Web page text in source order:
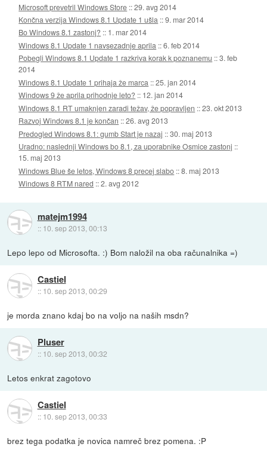
Microsoft prevetril Windows Store ::29. avg 2014
Končna verzija Windows 8.1 Update 1 ušla ::9. mar 2014
Bo Windows 8.1 zastonj? :: 1. mar 2014
Windows 8.1 Update 1 navsezadnje aprila ::6. feb 2014
Pobegli Windows 8.1 Update 1 razkriva korak k poznanemu ::3. feb
2014
Windows 8.1 Update 1 prihaja že marca ::25. jan 2014
Windows 9 že aprila prihodnje leto? :: 12. jan 2014
Windows 8.1 RT umaknjen zaradi težav, že popravljen ::23. okt 2013
Razvoj Windows 8.1 je končan ::26. avg 2013
Predogled Windows 8.1: gumb Start je nazaj ::30. maj 2013
Uradno: naslednji Windows bo 8.1, za uporabnike Osmice zastonj ::
15. maj 2013
Windows Blue še letos, Windows 8 precej slabo ::8. maj 2013
Windows 8 RTM nared ::2. avg 2012
matejm1994
:: 10. sep 2013, 00:13
Lepo lepo od Microsofta. :) Bom naložil na oba računalnika =)
Castiel
:: 10. sep 2013, 00:29
je morda znano kdaj bo na voljo na naših msdn?
Pluser
:: 10. sep 2013, 00:32
Letos enkrat zagotovo
Castiel
:: 10. sep 2013, 00:33
brez tega podatka je novica namreč brez pomena. :P